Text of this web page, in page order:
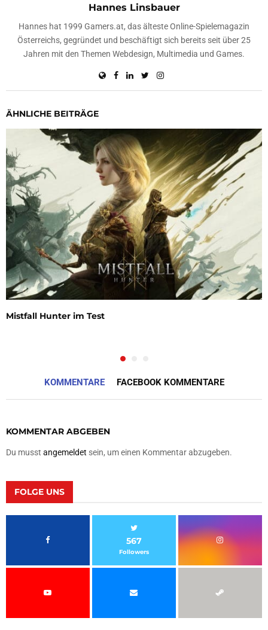
Hannes Linsbauer
Hannes hat 1999 Gamers.at, das älteste Online-Spielemagazin
Österreichs, gegründet und beschäftigt sich bereits seit über 25
Jahren mit den Themen Webdesign, Multimedia und Games.
ÄHNLICHE BEITRÄGE
Mistfall Hunter im Test
KOMMENTARE FACEBOOK KOMMENTARE
KOMMENTAR ABGEBEN
Du musst angemeldet sein, um einen Kommentar abzugeben.
FOLGE UNS
567
Followers